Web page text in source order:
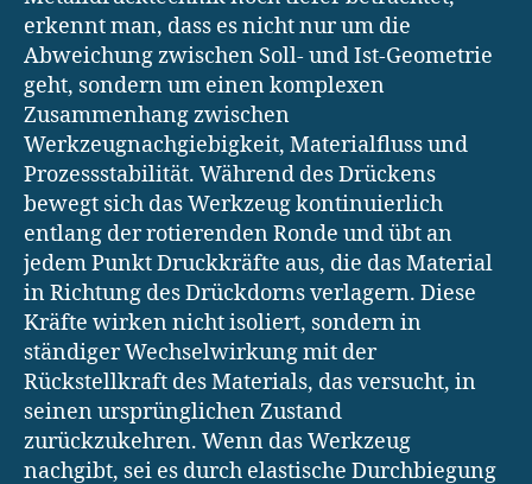
erkennt man, dass es nicht nur um die
Abweichung zwischen Soll- und Ist-Geometrie
geht, sondern um einen komplexen
Zusammenhang zwischen
Werkzeugnachgiebigkeit, Materialfluss und
Prozessstabilität. Während des Drückens
bewegt sich das Werkzeug kontinuierlich
entlang der rotierenden Ronde und übt an
jedem Punkt Druckkräfte aus, die das Material
in Richtung des Drückdorns verlagern. Diese
Kräfte wirken nicht isoliert, sondern in
ständiger Wechselwirkung mit der
Rückstellkraft des Materials, das versucht, in
seinen ursprünglichen Zustand
zurückzukehren. Wenn das Werkzeug
nachgibt, sei es durch elastische Durchbiegung